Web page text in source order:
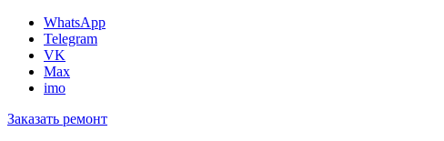
WhatsApp
Telegram
VK
Max
imo
Заказать ремонт